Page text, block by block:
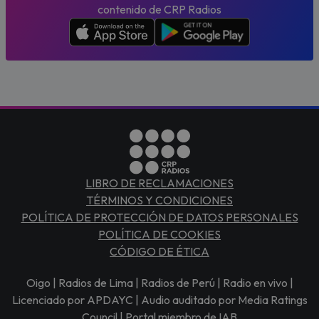
contenido de CRP Radios
LIBRO DE RECLAMACIONES
TÉRMINOS Y CONDICIONES
POLÍTICA DE PROTECCIÓN DE DATOS PERSONALES
POLÍTICA DE COOKIES
CÓDIGO DE ÉTICA
Oigo | Radios de Lima | Radios de Perú | Radio en vivo |
Licenciado por APDAYC | Audio auditado por Media Ratings